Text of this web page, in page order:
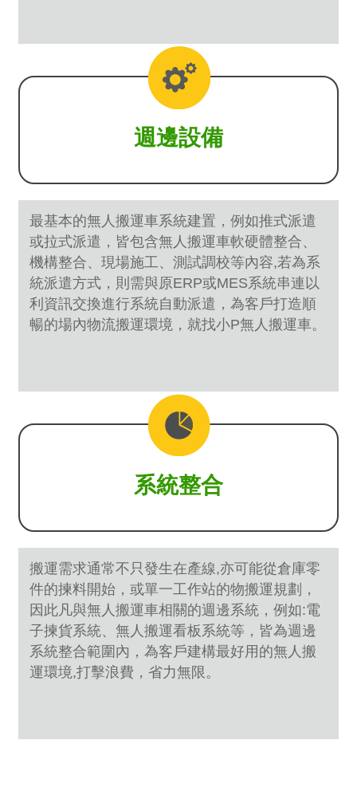
週邊設備
最基本的無人搬運車系統建置，例如推式派遣
或拉式派遣 ，皆包含無人搬運車軟硬體整合、
機構整合、現場施工、測試調校等內容,若為系
統派遣方式，則需與原ERP或MES系統串連以
利資訊交換進行系統自動派遣，為客戶打造順
暢的場內物流搬運環境，就找小P無人搬運車。
系統整合
搬運需求通常不只發生在產線,亦可能從倉庫零
件的揀料開始，或單一工作站的物搬運規劃，
因此凡與無人搬運車相關的週邊系統，例如:電
子揀貨系統、無人搬運看板系統等，皆為週邊
系統整合範圍內，為客戶建構最好用的無人搬
運環境,打擊浪費，省力無限。